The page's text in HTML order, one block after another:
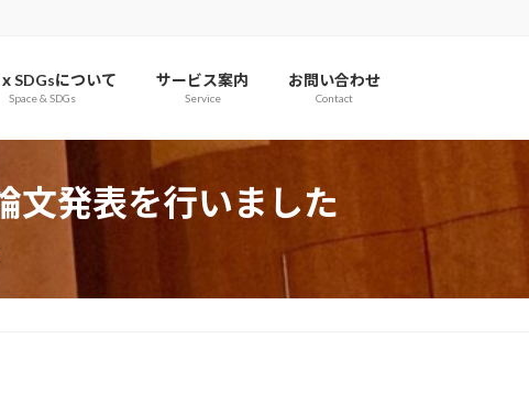
SDGsについて
Space & SDGs
サービス案内
Service
お問い合わせ
Contact
文発表を行いました